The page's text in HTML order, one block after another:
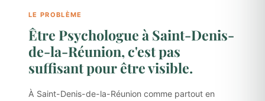
LE PROBLÈME
Être Psychologue à Saint-Denis-
de-la-Réunion, c'est pas
suffisant pour être visible.
À Saint-Denis-de-la-Réunion comme partout en